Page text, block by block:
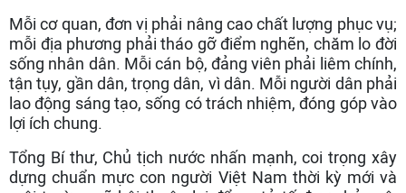
Mỗi cơ quan, đơn vị phải nâng cao chất lượng phục vụ;
mỗi địa phương phải tháo gỡ điểm nghẽn, chăm lo đời
sống nhân dân. Mỗi cán bộ, đảng viên phải liêm chính,
tận tụy, gần dân, trọng dân, vì dân. Mỗi người dân phải
lao động sáng tạo, sống có trách nhiệm, đóng góp vào
lợi ích chung.
Tổng Bí thư, Chủ tịch nước nhấn mạnh, coi trọng xây
dựng chuẩn mực con người Việt Nam thời kỳ mới và